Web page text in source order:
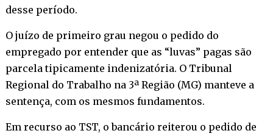
desse período.
O juízo de primeiro grau negou o pedido do
empregado por entender que as “luvas” pagas são
parcela tipicamente indenizatória. O Tribunal
Regional do Trabalho na 3ª Região (MG) manteve a
sentença, com os mesmos fundamentos.
Em recurso ao TST, o bancário reiterou o pedido de